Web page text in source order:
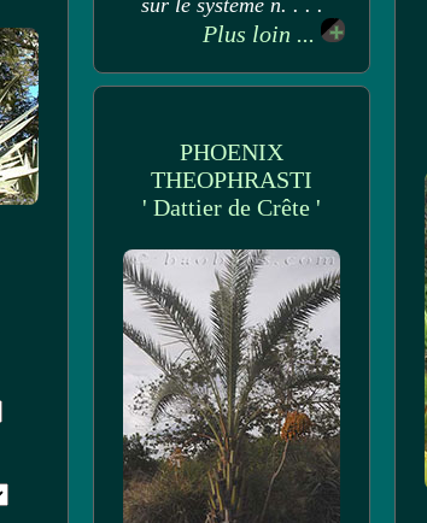
sur le système n. . . .
Plus loin ...
PHOENIX
THEOPHRASTI
' Dattier de Crête '